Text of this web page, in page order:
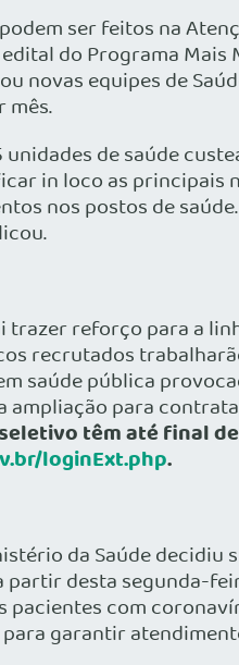
ser feitos na
do Programa
equipes de
mês.
de saúde
in loco as principais
nos postos de
trazer reforço para a
recrutados
saúde pública
para
têm até final
loginExt.php.
da Saúde
desta segunda-
com
garantir